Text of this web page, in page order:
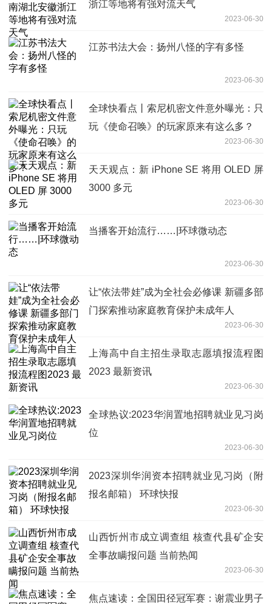
浙江等地将有强对流天气
2023-06-30
江苏书法大会：扬州八怪的字有多怪
2023-06-30
全球快看点丨索尼机密文件意外曝光：只
玩《使命召唤》的玩家原来有这么多？
2023-06-30
天天观点：新 iPhone SE 将用 OLED 屏
3000 多元
2023-06-30
当播客开始流行……|环球微动态
2023-06-30
让“依法带娃”成为全社会必修课 新疆多部
门探索推动家庭教育保护未成年人
2023-06-30
上海高中自主招生录取志愿填报流程图
2023 最新资讯
2023-06-30
全球热议:2023华润置地招聘就业见习岗
位
2023-06-30
2023深圳华润资本招聘就业见习岗（附
报名邮箱） 环球快报
2023-06-30
山西忻州市成立调查组 核查代县矿企安
全事故瞒报问题 当前热闻
2023-06-30
焦点速读：全国田径冠军赛：谢震业男子